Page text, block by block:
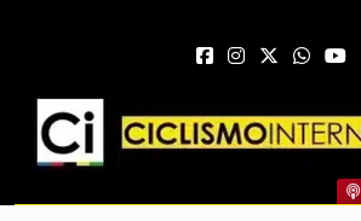
Ciclismo
Web Dedicada Al Ciclismo Mundial.